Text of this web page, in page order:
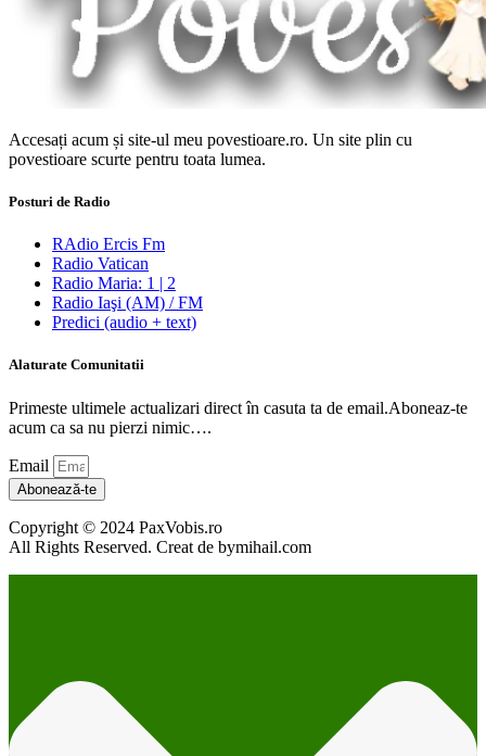
Accesați acum și site-ul meu povestioare.ro. Un site plin cu
povestioare scurte pentru toata lumea.
Posturi de Radio
RAdio Ercis Fm
Radio Vatican
Radio Maria: 1 | 2
Radio Iaşi (AM) / FM
Predici (audio + text)
Alaturate Comunitatii
Primeste ultimele actualizari direct în casuta ta de email.Aboneaz-te
acum ca sa nu pierzi nimic….
Email
Abonează-te
Copyright © 2024 PaxVobis.ro
All Rights Reserved. Creat de bymihail.com